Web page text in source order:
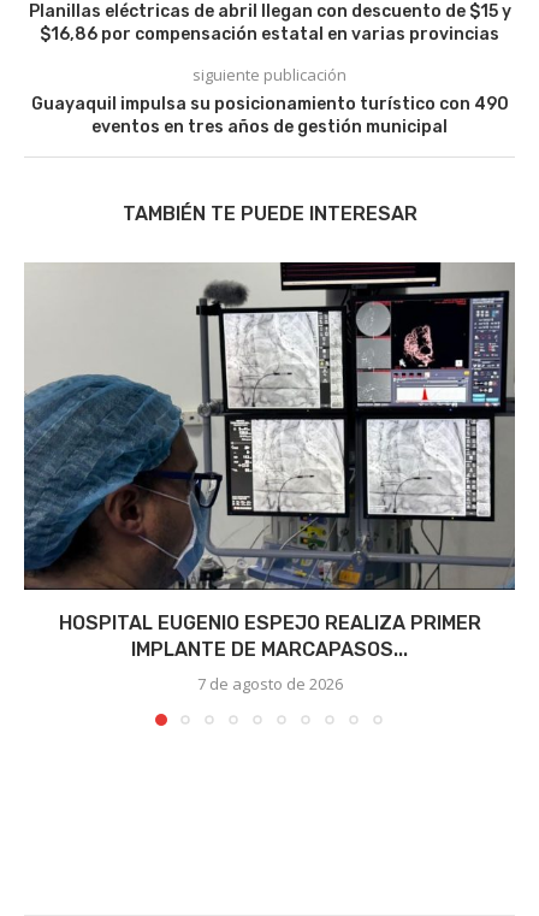
Planillas eléctricas de abril llegan con descuento de $15 y
$16,86 por compensación estatal en varias provincias
siguiente publicación
Guayaquil impulsa su posicionamiento turístico con 490
eventos en tres años de gestión municipal
TAMBIÉN TE PUEDE INTERESAR
HOSPITAL EUGENIO ESPEJO REALIZA PRIMER
IMPLANTE DE MARCAPASOS...
7 de agosto de 2026